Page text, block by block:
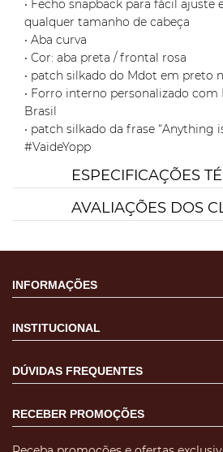
• Fecho snapback para fácil ajuste
qualquer tamanho de cabeça
• Aba curva
• Cor: aba preta / frontal rosa
• patch silkado do Mdot em preto
• Forro interno personalizado
Brasil
• patch silkado da frase “Anything
#VaideYopp
ESPECIFICAÇÕES
AVALIAÇÕES DOS
INFORMAÇÕES
INSTITUCIONAL
DÚVIDAS FREQUENTES
RECEBER PROMOÇÕES